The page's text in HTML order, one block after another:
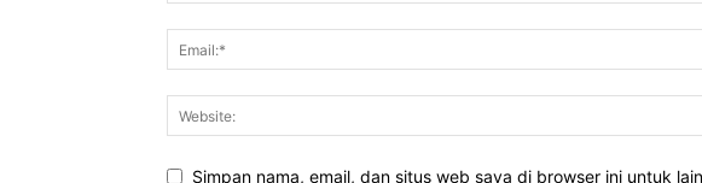
Simpan nama, email, dan situs web saya di browser ini untuk